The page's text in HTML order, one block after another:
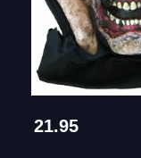
21.95